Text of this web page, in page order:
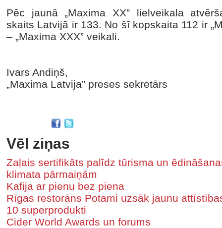
Pēc jaunā „Maxima XX” lielveikala
skaits Latvijā ir 133. No šī kopskaita 112 ir
– „Maxima XXX” veikali.
Ivars Andiņš,
„Maxima Latvija” preses sekretārs
Vēl ziņas
Zaļais sertifikāts palīdz tūrisma un
klimata pārmaiņām
Kafija ar pienu bez piena
Rīgas restorāns Potami uzsāk jaunu
10 superprodukti
Cider World Awards un forums